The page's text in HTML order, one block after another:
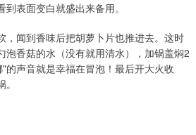
表面变白就盛出来备用。
，闻到香味后把胡萝卜片也推进去。这时
泡香菇的水（没有就用清水），加锅盖焖2
的声音就是幸福在冒泡！最后开大火收